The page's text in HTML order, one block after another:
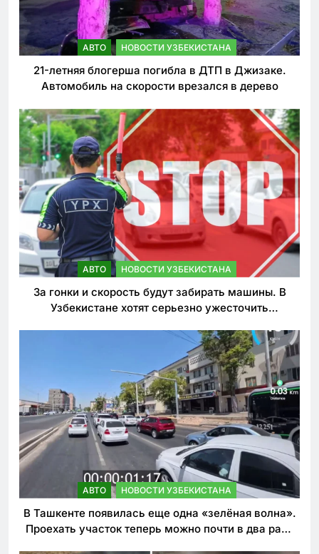
АВТО НОВОСТИ УЗБЕКИСТАНА
21-летняя блогерша погибла в ДТП в Джизаке.
Автомобиль на скорости врезался в дерево
АВТО НОВОСТИ УЗБЕКИСТАНА
За гонки и скорость будут забирать машины. В
Узбекистане хотят серьезно ужесточить
АВТО НОВОСТИ УЗБЕКИСТАНА
В Ташкенте появилась еще одна «зелёная волна».
Проехать участок теперь можно почти в два раза